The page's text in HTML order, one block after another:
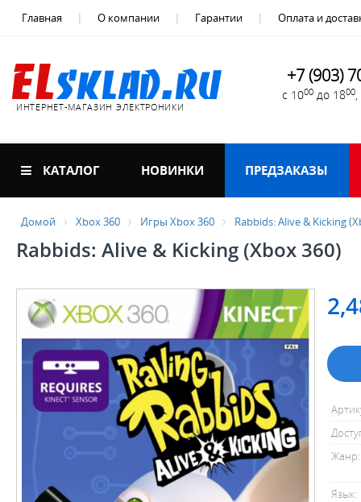
Главная О компании Гарантии Оплата и
ИНТЕРНЕТ-МАГАЗИН ЭЛЕКТРОНИКИ
+7 (903)
с 1000 до 1800
КАТАЛОГ НОВИНКИ ПРЕДЗАКАЗЫ
Домой Xbox 360 Игры Xbox 360 Rabbids: Alive & Kicking
Rabbids: Alive & Kicking (Xbox 360)
Жанр:
Язык: